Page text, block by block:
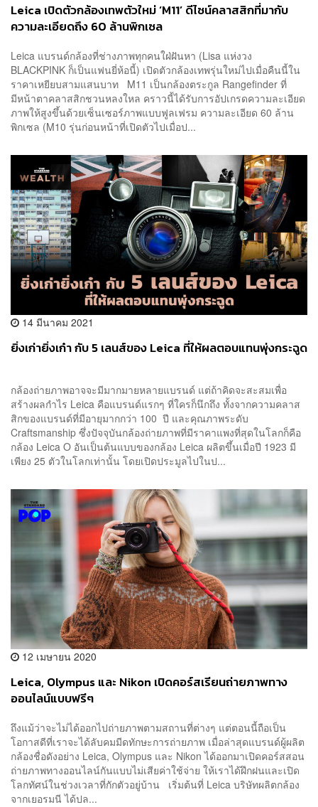
Leica เปิดตัวกล้องเทพตัวใหม่ ‘M11’ ดีไซน์คลาสสิกที่มากับ
ความละเอียดถึง 60 ล้านพิกเซล
Leica แบรนด์กล้องที่ช่างภาพทุกคนใฝ่ฝันหา (Lisa แห่งวง
BLACKPINK ก็เป็นแฟนยี่ห้อนี้) เปิดตัวกล้องเทพรุ่นใหม่ไปเมื่อคืนนี้ใน
ราคาเหยียบสามแสนบาท M11 เป็นกล้องตระกูล Rangefinder ที่
มีหน้าตาคลาสสิกชวนหลงใหล คราวนี้ได้รับการอัปเกรดความละเอียด
ภาพให้สูงขึ้นด้วยเซ็นเซอร์ภาพแบบฟูลเฟรม ความละเอียด 60 ล้าน
พิกเซล (M10 รุ่นก่อนหน้าที่เปิดตัวไปเมื่อป...
14 มีนาคม 2021
ยิ่งเก่ายิ่งเก๋า กับ 5 เลนส์ของ Leica ที่ให้ผลตอบแทนพุ่งกระฉูด
กล้องถ่ายภาพอาจจะมีมากมายหลายแบรนด์ แต่ถ้าคิดจะสะสมเพื่อ
สร้างผลกำไร Leica คือแบรนด์แรกๆ ที่ใครก็นึกถึง ทั้งจากความคลาส
สิกของแบรนด์ที่มีอายุมากกว่า 100 ปี และคุณภาพระดับ
Craftsmanship ซึ่งปัจจุบันกล้องถ่ายภาพที่มีราคาแพงที่สุดในโลกก็คือ
กล้อง Leica O อันเป็นต้นแบบของกล้อง Leica ผลิตขึ้นเมื่อปี 1923 มี
เพียง 25 ตัวในโลกเท่านั้น โดยเปิดประมูลไปในป...
12 เมษายน 2020
Leica, Olympus และ Nikon เปิดคอร์สเรียนถ่ายภาพทาง
ออนไลน์แบบฟรีๆ
ถึงแม้ว่าจะไม่ได้ออกไปถ่ายภาพตามสถานที่ต่างๆ แต่ตอนนี้ถือเป็น
โอกาสดีที่เราจะได้ลับคมมีดทักษะการถ่ายภาพ เมื่อล่าสุดแบรนด์ผู้ผลิต
กล้องชื่อดังอย่าง Leica, Olympus และ Nikon ได้ออกมาเปิดคอร์สสอน
ถ่ายภาพทางออนไลน์กันแบบไม่เสียค่าใช้จ่าย ให้เราได้ฝึกฝนและเปิด
โลกทัศน์ในช่วงเวลาที่กักตัวอยู่บ้าน เริ่มต้นที่ Leica บริษัทผลิตกล้อง
จากเยอรมนี ได้ปล...